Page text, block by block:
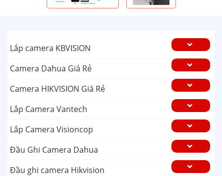
Lắp camera KBVISION
Camera Dahua Giá Rẻ
Camera HIKVISION Giá Rẻ
Lắp Camera Vantech
Lắp Camera Visioncop
Đầu Ghi Camera Dahua
Đầu ghi camera Hikvision